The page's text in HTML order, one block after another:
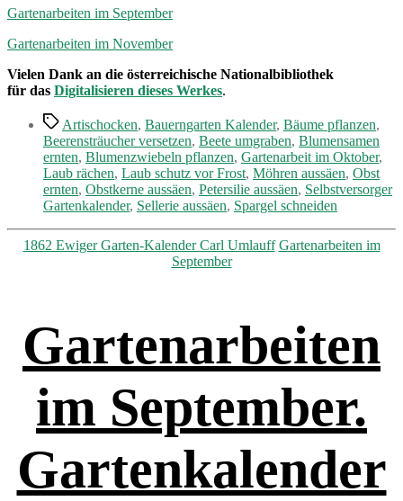
Gartenarbeiten im September
Gartenarbeiten im November
Vielen Dank an die österreichische Nationalbibliothek
für das Digitalisieren dieses Werkes.
Schlagwörter
Artischocken, Bauerngarten Kalender, Bäume pflanzen,
Beerensträucher versetzen, Beete umgraben, Blumensamen
ernten, Blumenzwiebeln pflanzen, Gartenarbeit im Oktober,
Laub rächen, Laub schutz vor Frost, Möhren aussäen, Obst
ernten, Obstkerne aussäen, Petersilie aussäen, Selbstversorger
Gartenkalender, Sellerie aussäen, Spargel schneiden
Kategorien
1862 Ewiger Garten-Kalender Carl Umlauff Gartenarbeiten im
September
Gartenarbeiten
im September.
Gartenkalender